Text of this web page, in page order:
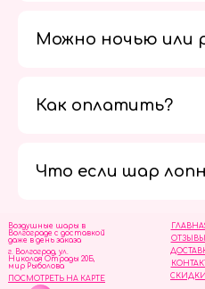
Можно ночью или
Как оплатить?
Что если шар
ОТЗЫВЫ
Воздушные шары в
Волгограде с доставкой
даже в день заказа
г. Волгоград, ул.
Николая Отрады 20Б,
мир Рыболова
ПОСМОТРЕТЬ НА КАРТЕ